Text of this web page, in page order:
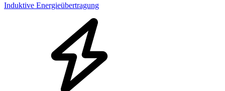
Induktive Energieübertragung